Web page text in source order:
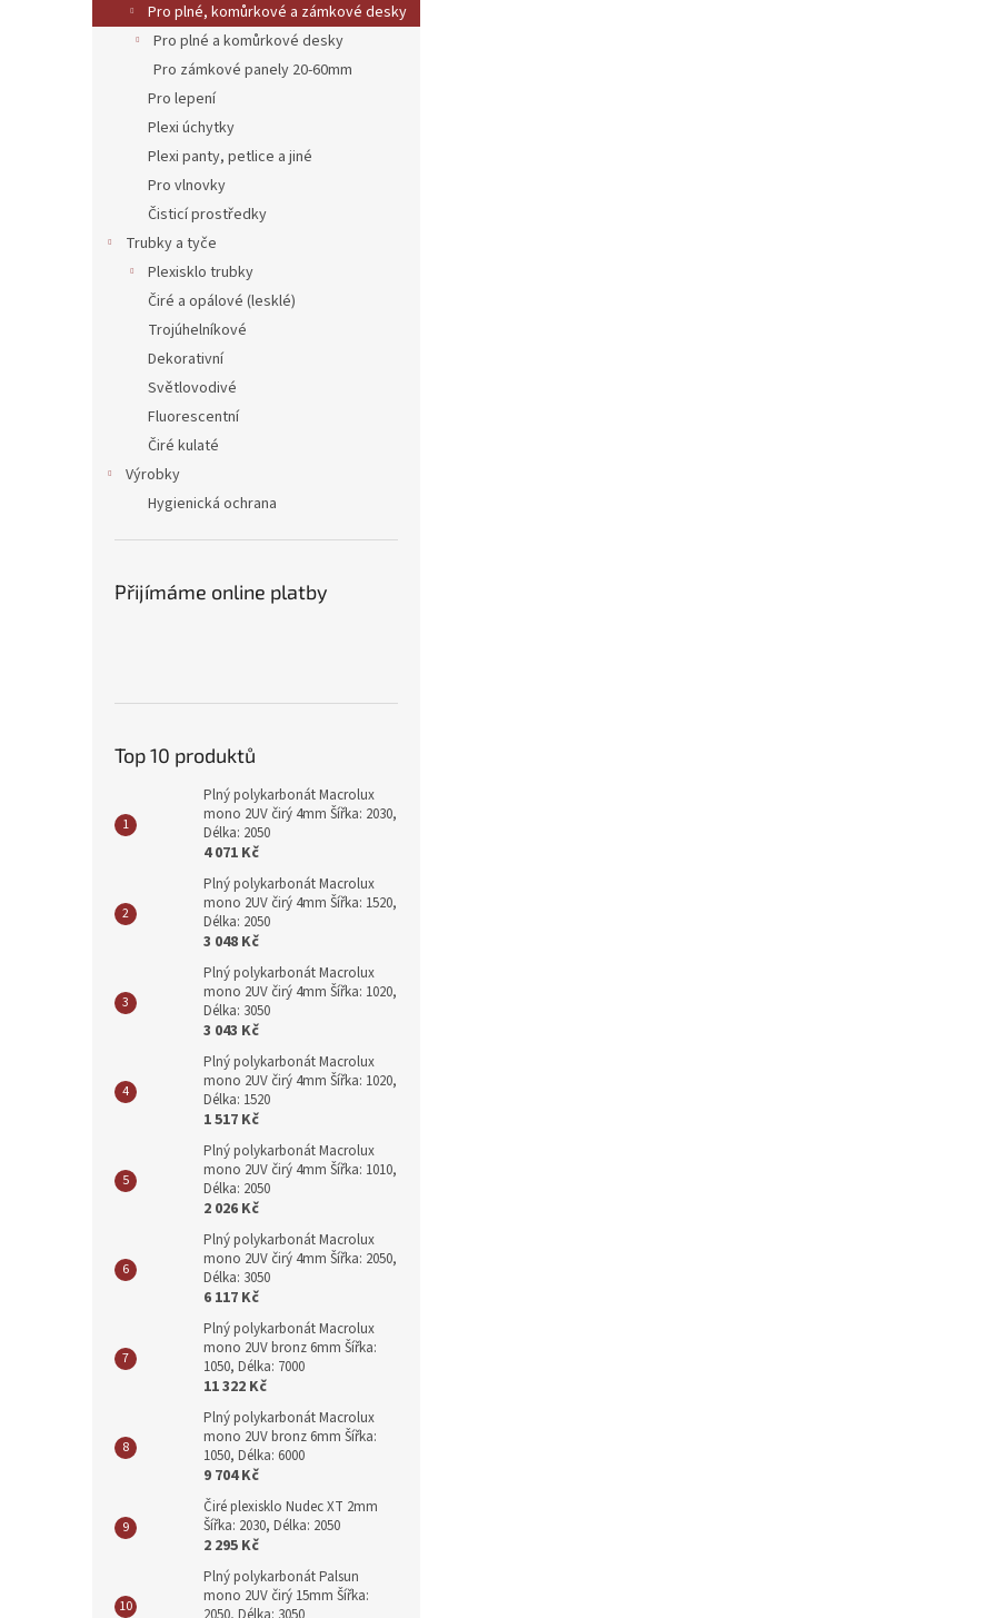
Pro plné, komůrkové a zámkové desky
Pro plné a komůrkové desky
Pro zámkové panely 20-60mm
Pro lepení
Plexi úchytky
Plexi panty, petlice a jiné
Pro vlnovky
Čisticí prostředky
Trubky a tyče
Plexisklo trubky
Čiré a opálové (lesklé)
Trojúhelníkové
Dekorativní
Světlovodivé
Fluorescentní
Čiré kulaté
Výrobky
Hygienická ochrana
Přijímáme online platby
Top 10 produktů
Plný polykarbonát Macrolux
mono 2UV čirý 4mm Šířka: 2030,
Délka: 2050
4 071 Kč
Plný polykarbonát Macrolux
mono 2UV čirý 4mm Šířka: 1520,
Délka: 2050
3 048 Kč
Plný polykarbonát Macrolux
mono 2UV čirý 4mm Šířka: 1020,
Délka: 3050
3 043 Kč
Plný polykarbonát Macrolux
mono 2UV čirý 4mm Šířka: 1020,
Délka: 1520
1 517 Kč
Plný polykarbonát Macrolux
mono 2UV čirý 4mm Šířka: 1010,
Délka: 2050
2 026 Kč
Plný polykarbonát Macrolux
mono 2UV čirý 4mm Šířka: 2050,
Délka: 3050
6 117 Kč
Plný polykarbonát Macrolux
mono 2UV bronz 6mm Šířka:
1050, Délka: 7000
11 322 Kč
Plný polykarbonát Macrolux
mono 2UV bronz 6mm Šířka:
1050, Délka: 6000
9 704 Kč
Čiré plexisklo Nudec XT 2mm
Šířka: 2030, Délka: 2050
2 295 Kč
Plný polykarbonát Palsun
mono 2UV čirý 15mm Šířka: